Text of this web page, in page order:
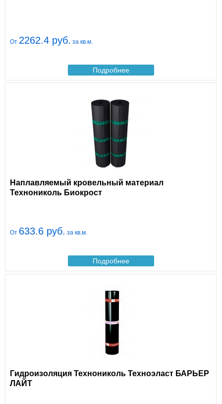
От 2262.4 руб. за кв.м.
Подробнее
Наплавляемый кровельный материал
Технониколь Биокрост
От 633.6 руб. за кв.м.
Подробнее
Гидроизоляция Технониколь Техноэласт БАРЬЕР
ЛАЙТ